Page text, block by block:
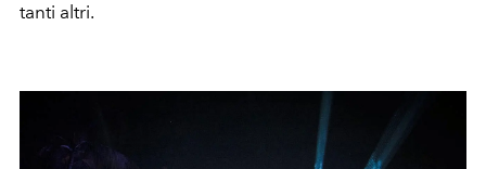
tanti altri.